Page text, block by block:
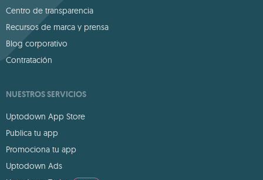
Centro de transparencia
Recursos de marca y prensa
Blog corporativo
Contratación
NUESTROS SERVICIOS
Uptodown App Store
Publica tu app
Promociona tu app
Uptodown Ads